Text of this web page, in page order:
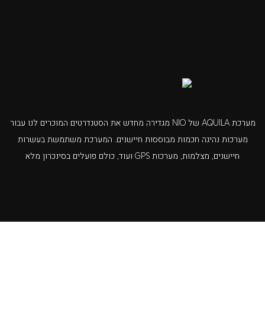
מערכת AQUILA של NIO מגדירה מחדש את הסטנדרטים המוכרים לנו עבור
מערכות נהיגה חכמות מבוססות חיישנים. המערכת משתמשת בעשרות
חיישנים, מצלמות, מערכות GPS ועוד, כולם פועלים בסינכרון מלא